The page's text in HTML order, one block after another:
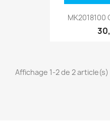
Affichage 1-2 de 2 article(s)